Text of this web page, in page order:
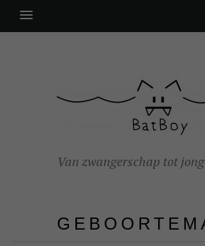
Van zwangerschap tot